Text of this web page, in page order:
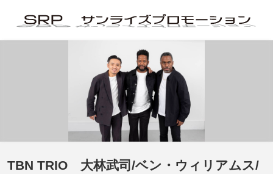
TBN TRIO 大林武司/ベン・ウィリアムス/